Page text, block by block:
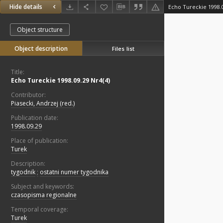
Hide details Echo Tureckie
Object structure
Object description Files list
Title:
Echo Tureckie 1998.09.29 Nr4(4)
Contributor:
Piasecki, Andrzej (red.)
Publication date:
1998.09.29
Place of publication:
Turek
Description:
tygodnik ; ostatni numer tygodnika
Subject and keywords:
czasopisma regionalne
Temporal coverage:
Turek